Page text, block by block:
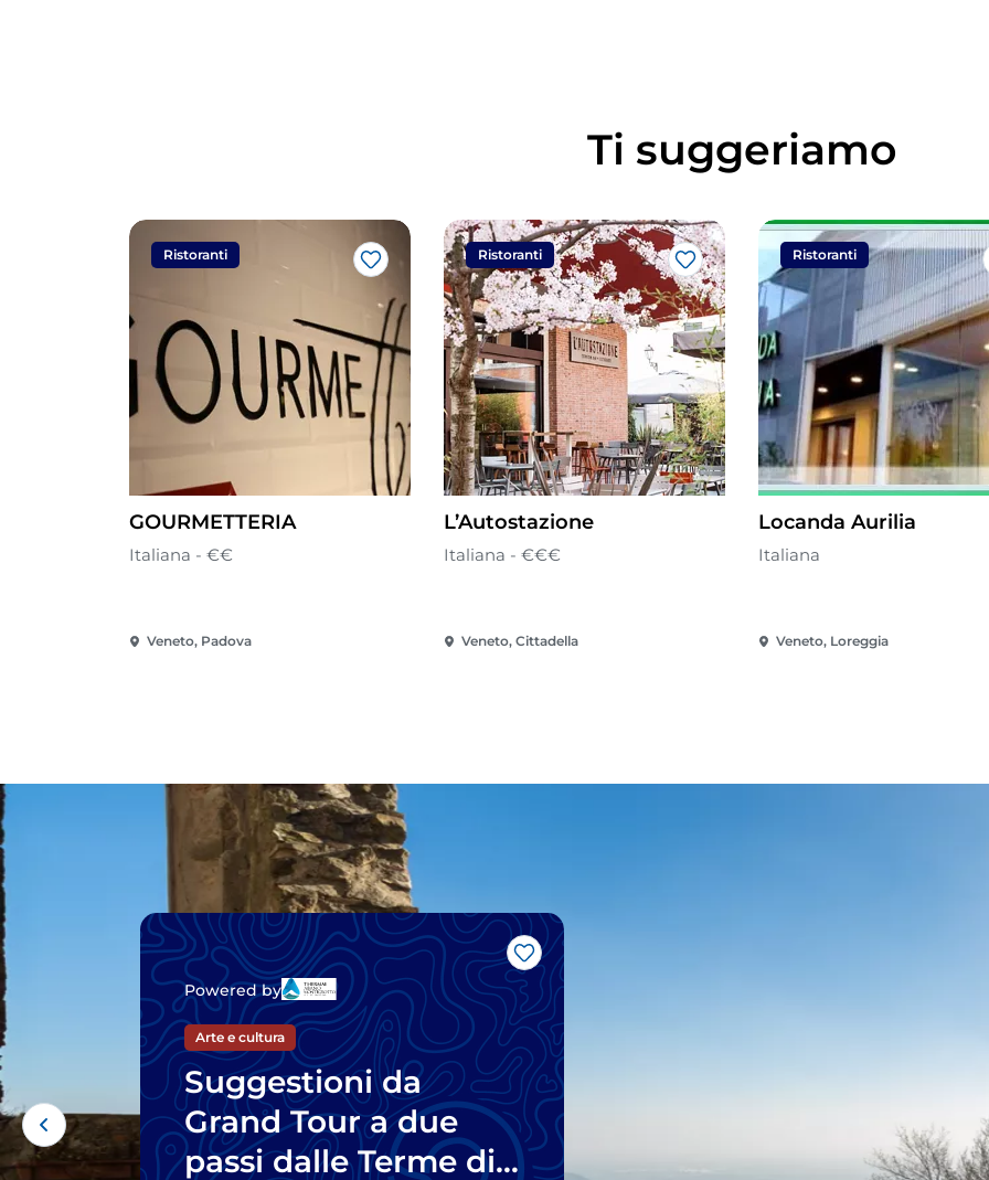
Ti suggeriamo
Ristoranti
Like
GOURMETTERIA
Italiana - €€
Veneto, Padova
Ristoranti
Like
L’Autostazione
Italiana - €€€
Veneto, Cittadella
Ristoranti
Locanda Aurilia
Italiana
Veneto, Loreggia
Like
Powered by
Arte e cultura
Suggestioni da
Grand Tour a due
passi dalle Terme di